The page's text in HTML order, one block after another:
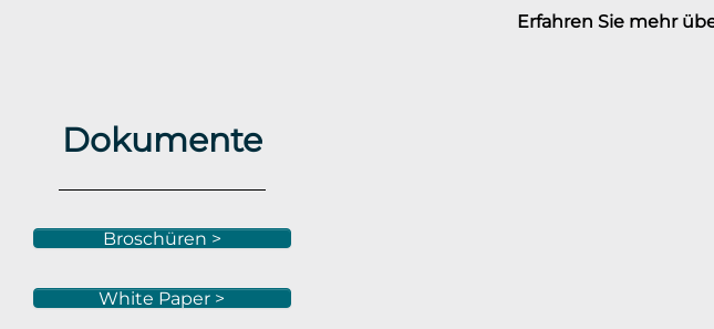
Erfahren Sie mehr
Dokumente
Broschüren >
White Paper >